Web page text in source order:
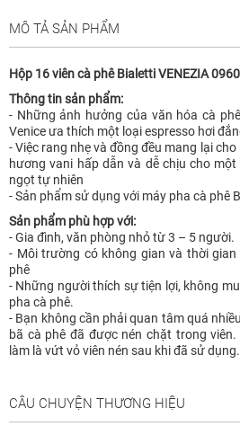
MÔ TẢ SẢN PHẨM
Hộp 16 viên cà phê Bialetti VENEZIA
Thông tin sản phẩm:
- Những ảnh hưởng của văn hóa cà
Venice ưa thích một loại espresso hơi
- Việc rang nhẹ và đồng đều mang lại
hương vani hấp dẫn và dễ chịu cho
ngọt tự nhiên
- Sản phẩm sử dụng với máy pha cà phê
Sản phẩm phù hợp với:
- Gia đình, văn phòng nhỏ từ 3 – 5 người.
- Môi trường có không gian và thời
phê
- Những người thích sự tiện lợi, không
pha cà phê.
- Bạn không cần phải quan tâm quá
bã cà phê đã được nén chặt trong
làm là vứt vỏ viên nén sau khi đã sử dụng.
CÂU CHUYỆN THƯƠNG HIỆU